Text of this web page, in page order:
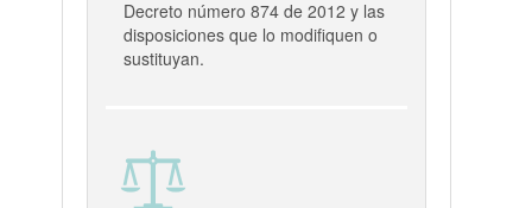
Decreto número 874 de 2012 y las
disposiciones que lo modifiquen o
sustituyan.